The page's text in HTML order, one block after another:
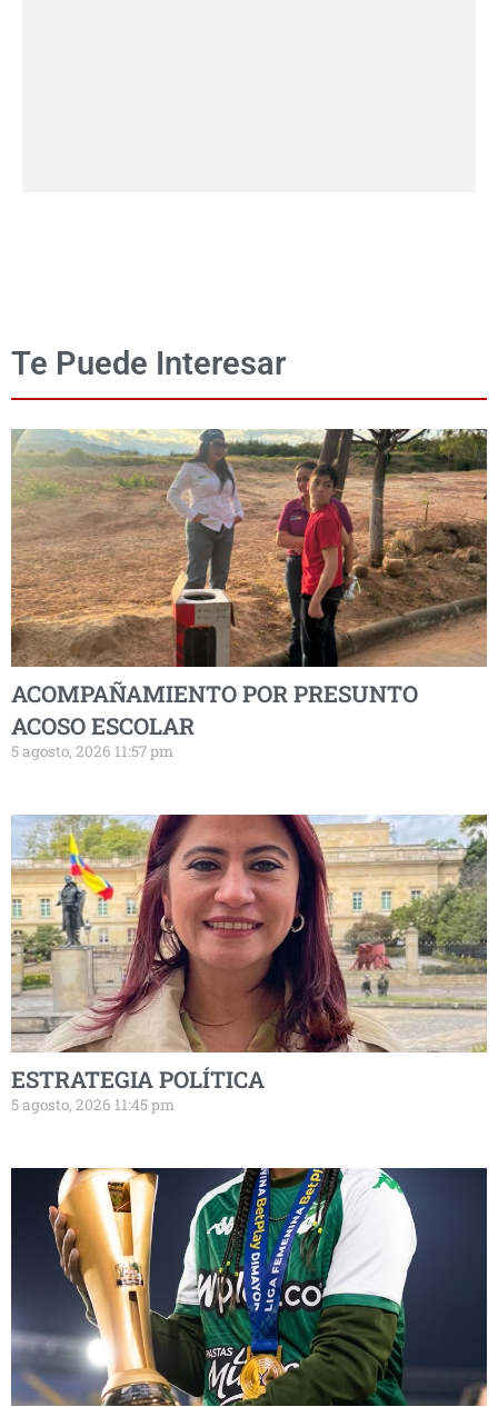
Te Puede Interesar
ACOMPAÑAMIENTO POR PRESUNTO
ACOSO ESCOLAR
5 agosto, 2026 11:57 pm
ESTRATEGIA POLÍTICA
5 agosto, 2026 11:45 pm